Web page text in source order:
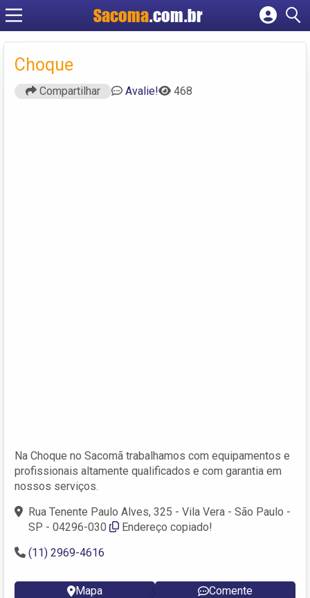
Sacoma.com.br
Cadastrar empresa
Choque
Compartilhar Avalie! 468
Na Choque no Sacomã trabalhamos com equipamentos e
profissionais altamente qualificados e com garantia em
nossos serviços.
Rua Tenente Paulo Alves, 325 - Vila Vera - São Paulo -
SP - 04296-030
Endereço copiado!
(11) 2969-4616
Mapa Comente